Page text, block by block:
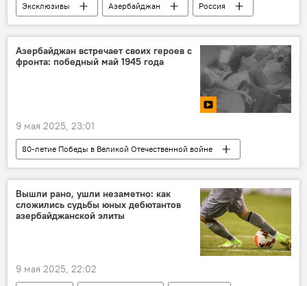
Эксклюзивы Азербайджан
Россия
Азербайджанский государственный русский драматический театр
Концерт
День Победы
Великая Победа
Азербайджан встречает своих героев с
фронта: победный май 1945 года
9 мая 2025, 23:01
80-летие Победы в Великой Отечественной войне
Победа
Великая Победа
Годовщина Великой Победы
Великая Отечественная война
Азербайджан
Вышли рано, ушли незаметно: как
сложились судьбы юных дебютантов
азербайджанской элиты
9 мая 2025, 22:02